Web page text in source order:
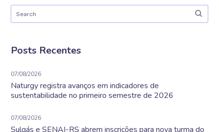
Posts Recentes
07/08/2026
Naturgy registra avanços em indicadores de
sustentabilidade no primeiro semestre de 2026
07/08/2026
Sulgás e SENAI-RS abrem inscrições para nova turma do